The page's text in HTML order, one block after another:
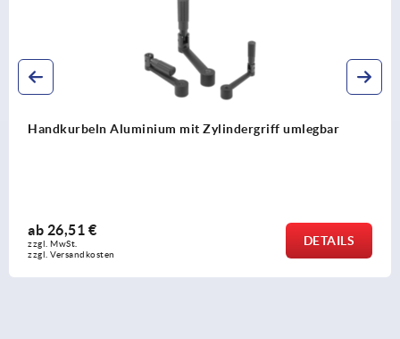
Handkurbeln Aluminium mit Zylindergriff umlegbar
ab 26,51 €
zzgl. MwSt.
zzgl. Versandkosten
DETAILS